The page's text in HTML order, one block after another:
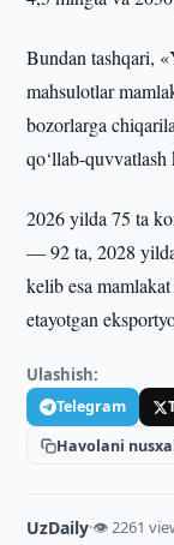
Bundan tashqari,
mahsulotlar
bozorlarga
qo‘llab-quvvatlash
2026 yilda 75 ta
— 92 ta, 2028
kelib esa
etayotgan
Ulashish:
Telegram
Havolani
UzDaily·👁 2261